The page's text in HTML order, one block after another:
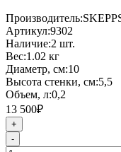
Производитель:
Артикул:9302
Наличие:2 шт.
Вес:1.02 кг
Диаметр, см:10
Высота стенки, см:5,5
Объем, л:0,2
13 500₽
+
-